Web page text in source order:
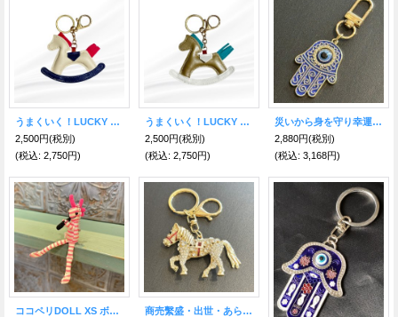
うまくいく！LUCKY HORSE 様々な幸運をもたらす🐎木馬キーホルダー ホワイト
2,500円(税別)
(税込: 2,750円)
うまくいく！LUCKY HORSE 様々な幸運をもたらす🐎木馬キーホルダー ゴールド
2,500円(税別)
(税込: 2,750円)
災いから身を守り幸運を引き寄せる ハムサ・ファティマ キーフック Blue
2,880円(税別)
(税込: 3,168円)
ココペリDOLL XS ボーダー・ピンク
商売繫盛・出世・あらゆる勝負事のお守り【馬】クリアジルコニアキーホルダー【2026年の干支】